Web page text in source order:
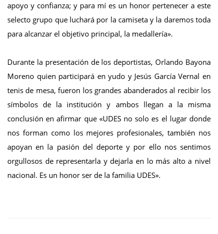
apoyo y confianza; y para mí es un honor pertenecer a este
selecto grupo que luchará por la camiseta y la daremos toda
para alcanzar el objetivo principal, la medallería».
Durante la presentación de los deportistas, Orlando Bayona
Moreno quien participará en yudo y Jesús García Vernal en
tenis de mesa, fueron los grandes abanderados al recibir los
símbolos de la institución y ambos llegan a la misma
conclusión en afirmar que «UDES no solo es el lugar donde
nos forman como los mejores profesionales, también nos
apoyan en la pasión del deporte y por ello nos sentimos
orgullosos de representarla y dejarla en lo más alto a nivel
nacional. Es un honor ser de la familia UDES».